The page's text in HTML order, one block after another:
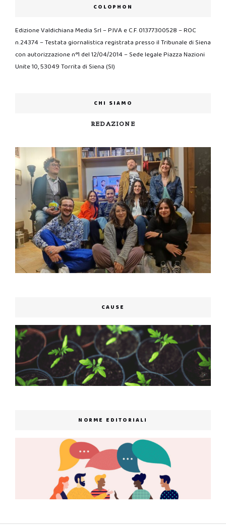
COLOPHON
Edizione Valdichiana Media Srl – P.IVA e C.F. 01377300528 – ROC
n.24374 – Testata giornalistica registrata presso il Tribunale di Siena
con autorizzazione n°1 del 12/04/2014 – Sede legale Piazza Nazioni
Unite 10, 53049 Torrita di Siena (SI)
CHI SIAMO
REDAZIONE
CAUSE
NORME EDITORIALI